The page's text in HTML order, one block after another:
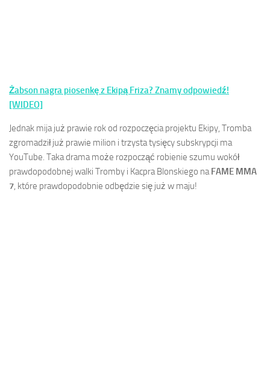
Żabson nagra piosenkę z Ekipą Friza? Znamy odpowiedź!
[WIDEO]
Jednak mija już prawie rok od rozpoczęcia projektu Ekipy, Tromba
zgromadził już prawie milion i trzysta tysięcy subskrypcji ma
YouTube. Taka drama może rozpocząć robienie szumu wokół
prawdopodobnej walki Tromby i Kacpra Blonskiego naFAME MMA
7, które prawdopodobnie odbędzie się już w maju!